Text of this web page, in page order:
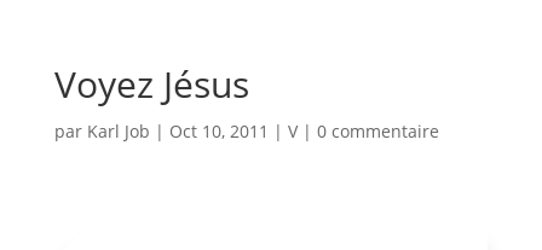
Voyez Jésus
par Karl Job | Oct 10, 2011 | V| 0 commentaire